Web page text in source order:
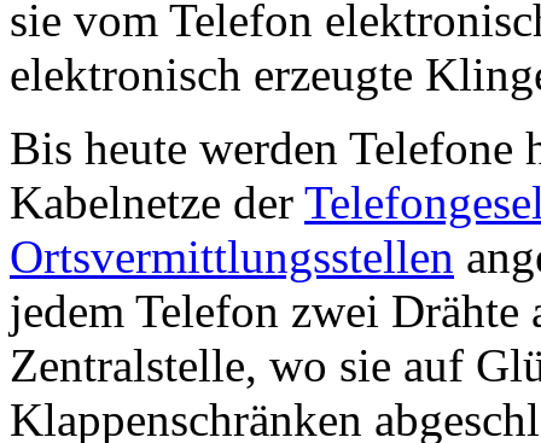
sie vom Telefon
elektronisch erzeugte
Bis heute werden Telefone
Kabelnetze der
Ortsvermittlungsstellen
jedem Telefon zwei Drähte
Zentralstelle, wo sie auf
Klappenschränken